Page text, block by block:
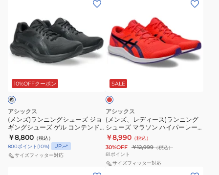
ト
レ
ニ
ン
グ
ス
ポ
ー
ツ
部
イ
ナ
ス
ト
5
ブ
ラ
ッ
ク
1093A208.750
ズ)
ラ
ン
ニ
グ
シ
ュ
ー
ズ
ジ
ョ
10%OFFクーポン
アシックス
(メンズ)ランニングシューズ ジョ
ギングシューズ ゲル コンテンド
10 エキストラワイド ブラック グ
レー 1011C250.002
￥8,800 （税込）
800ポイント (10%)
UP
サイズフィッター対応
ズ、
レ
デ
ィ
ス)
ラ
ン
ニ
ン
グ
シ
ュ
SALE
レ
ド
アシックス
(メンズ、レディース)ランニング
シューズ マラソン ハイパーレー
サー レッド 1093A233.600 レー
シングシューズ
￥8,990 （税込）
30%OFF ￥12,999（税込）
81ポイント
サイズフィッター対応